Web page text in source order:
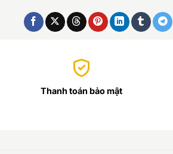
Thanh toán bảo mật